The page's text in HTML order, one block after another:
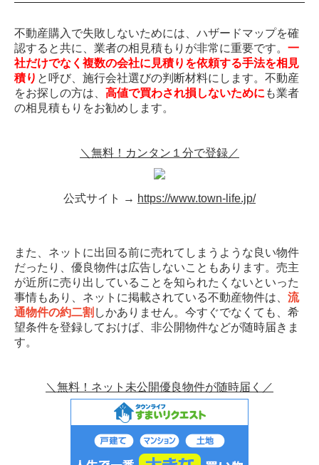
不動産購入で失敗しないためには、ハザードマップを確
認すると共に、業者の相見積もりが非常に重要です。 一
社だけでなく複数の会社に見積りを依頼する手法を相見
積り と呼び、施行会社選びの判断材料にします。不動産
をお探しの方は、 高値で買わされ損しないために も業者
の相見積もりをお勧めします。
＼無料！カンタン１分で登録／
公式サイト → https://www.town-life.jp/
また、ネットに出回る前に売れてしまうような良い物件
だったり、優良物件は広告しないこともあります。売主
が近所に売り出していることを知られたくないといった
事情もあり、ネットに掲載されている不動産物件は、 流
通物件の約二割 しかありません。今すぐでなくても、希
望条件を登録しておけば、非公開物件などが随時届きま
す。
＼無料！ネット未公開優良物件が随時届く／